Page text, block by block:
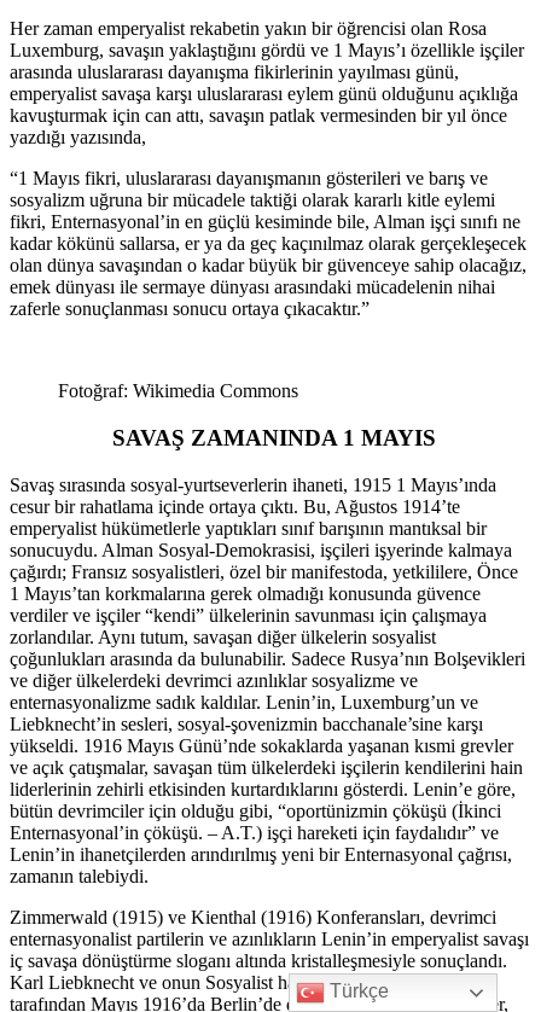
Her zaman emperyalist rekabetin yakın bir öğrencisi olan Rosa
Luxemburg, savaşın yaklaştığını gördü ve 1 Mayıs’ı özellikle işçiler
arasında uluslararası dayanışma fikirlerinin yayılması günü,
emperyalist savaşa karşı uluslararası eylem günü olduğunu açıklığa
kavuşturmak için can attı, savaşın patlak vermesinden bir yıl önce
yazdığı yazısında,
“1 Mayıs fikri, uluslararası dayanışmanın gösterileri ve barış ve
sosyalizm uğruna bir mücadele taktiği olarak kararlı kitle eylemi
fikri, Enternasyonal’in en güçlü kesiminde bile, Alman işçi sınıfı ne
kadar kökünü sallarsa, er ya da geç kaçınılmaz olarak gerçekleşecek
olan dünya savaşından o kadar büyük bir güvenceye sahip olacağız,
emek dünyası ile sermaye dünyası arasındaki mücadelenin nihai
zaferle sonuçlanması sonucu ortaya çıkacaktır.”
Fotoğraf: Wikimedia Commons
SAVAŞ ZAMANINDA 1 MAYIS
Savaş sırasında sosyal-yurtseverlerin ihaneti, 1915 1 Mayıs’ında
cesur bir rahatlama içinde ortaya çıktı. Bu, Ağustos 1914’te
emperyalist hükümetlerle yaptıkları sınıf barışının mantıksal bir
sonucuydu. Alman Sosyal-Demokrasisi, işçileri işyerinde kalmaya
çağırdı; Fransız sosyalistleri, özel bir manifestoda, yetkililere, Önce
1 Mayıs’tan korkmalarına gerek olmadığı konusunda güvence
verdiler ve işçiler “kendi” ülkelerinin savunması için çalışmaya
zorlandılar. Aynı tutum, savaşan diğer ülkelerin sosyalist
çoğunlukları arasında da bulunabilir. Sadece Rusya’nın Bolşevikleri
ve diğer ülkelerdeki devrimci azınlıklar sosyalizme ve
enternasyonalizme sadık kaldılar. Lenin’in, Luxemburg’un ve
Liebknecht’in sesleri, sosyal-şovenizmin bacchanale’sine karşı
yükseldi. 1916 Mayıs Günü’nde sokaklarda yaşanan kısmi grevler
ve açık çatışmalar, savaşan tüm ülkelerdeki işçilerin kendilerini hain
liderlerinin zehirli etkisinden kurtardıklarını gösterdi. Lenin’e göre,
bütün devrimciler için olduğu gibi, “oportünizmin çöküşü (İkinci
Enternasyonal’in çöküşü. – A.T.) işçi hareketi için faydalıdır” ve
Lenin’in ihanetçilerden arındırılmış yeni bir Enternasyonal çağrısı,
zamanın talebiydi.
Zimmerwald (1915) ve Kienthal (1916) Konferansları, devrimci
enternasyonalist partilerin ve azınlıkların Lenin’in emperyalist savaşı
iç savaşa dönüştürme sloganı altında kristalleşmesiyle sonuçlandı.
Karl Liebknecht ve onun Sosyalist hareket içindeki takipçileri
tarafından Mayıs 1916’da Berlin’de düzenlenen devasa gösteriler,
Türkçe